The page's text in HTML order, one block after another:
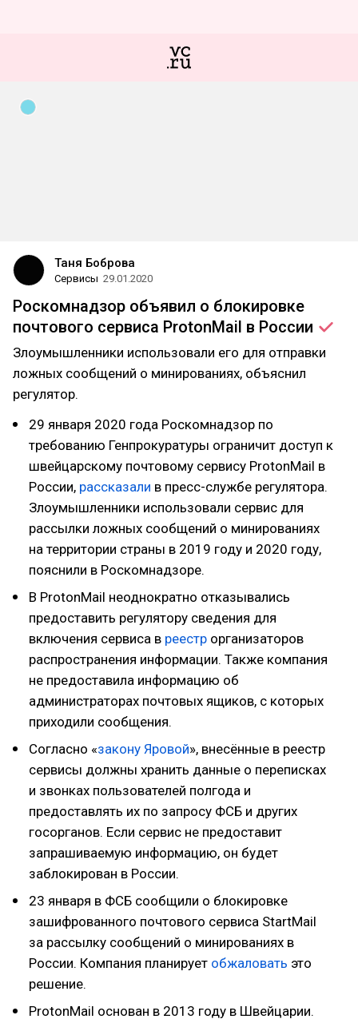
Таня Боброва
Сервисы 29.01.2020
Роскомнадзор объявил о блокировке
почтового сервиса ProtonMail в России
Злоумышленники использовали его для отправки
ложных сообщений о минированиях, объяснил
регулятор.
29 января 2020 года Роскомнадзор по
требованию Генпрокуратуры ограничит доступ к
швейцарскому почтовому сервису ProtonMail в
России, рассказали в пресс-службе регулятора.
Злоумышленники использовали сервис для
рассылки ложных сообщений о минированиях
на территории страны в 2019 году и 2020 году,
пояснили в Роскомнадзоре.
В ProtonMail неоднократно отказывались
предоставить регулятору сведения для
включения сервиса в реестр организаторов
распространения информации. Также компания
не предоставила информацию об
администраторах почтовых ящиков, с которых
приходили сообщения.
Согласно «закону Яровой», внесённые в реестр
сервисы должны хранить данные о переписках
и звонках пользователей полгода и
предоставлять их по запросу ФСБ и других
госорганов. Если сервис не предоставит
запрашиваемую информацию, он будет
заблокирован в России.
23 января в ФСБ сообщили о блокировке
зашифрованного почтового сервиса StartMail
за рассылку сообщений о минированиях в
России. Компания планирует обжаловать это
решение.
ProtonMail основан в 2013 году в Швейцарии.